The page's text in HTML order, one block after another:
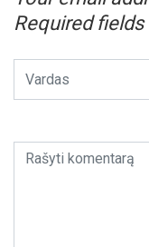
Required